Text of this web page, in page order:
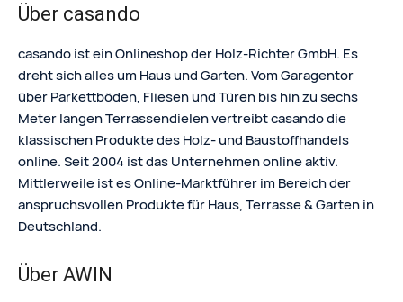
Über casando
casando ist ein Onlineshop der Holz-Richter GmbH. Es
dreht sich alles um Haus und Garten. Vom Garagentor
über Parkettböden, Fliesen und Türen bis hin zu sechs
Meter langen Terrassendielen vertreibt casando die
klassischen Produkte des Holz- und Baustoffhandels
online. Seit 2004 ist das Unternehmen online aktiv.
Mittlerweile ist es Online-Marktführer im Bereich der
anspruchsvollen Produkte für Haus, Terrasse & Garten in
Deutschland.
Über AWIN